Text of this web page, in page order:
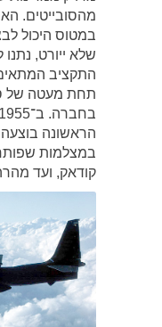
מהסובייטים.
במטוס היכול
שלא ייורט,
התקציב
תחת מעטה של
הראשונה
במצלמות
קודאק, ועד